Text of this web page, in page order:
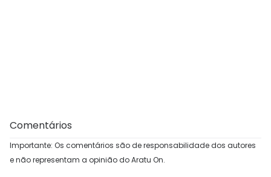
Comentários
Importante: Os comentários são de responsabilidade dos autores
e não representam a opinião do Aratu On.